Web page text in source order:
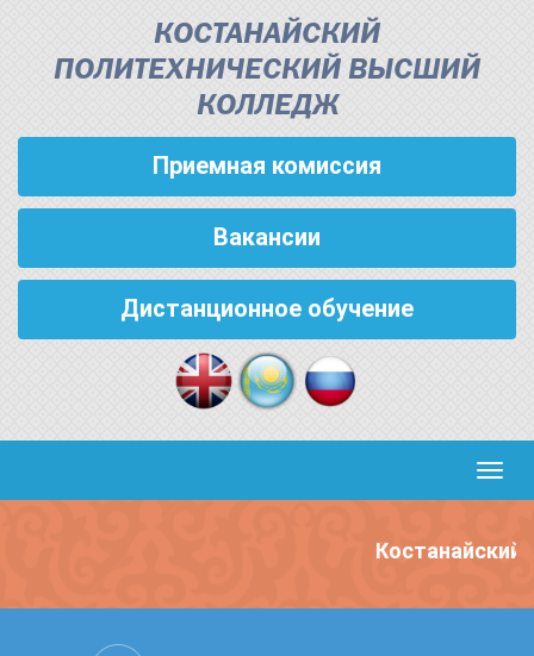
КОСТАНАЙСКИЙ
ПОЛИТЕХНИЧЕСКИЙ ВЫСШИЙ
КОЛЛЕДЖ
Приемная комиссия
Вакансии
Дистанционное обучение
Костанайский